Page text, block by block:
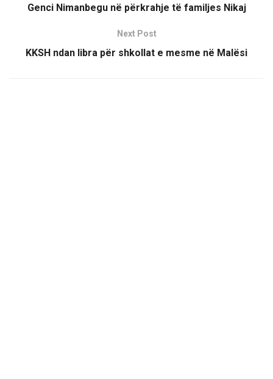
Genci Nimanbegu në përkrahje të familjes Nikaj
Next Post
KKSH ndan libra për shkollat e mesme në Malësi